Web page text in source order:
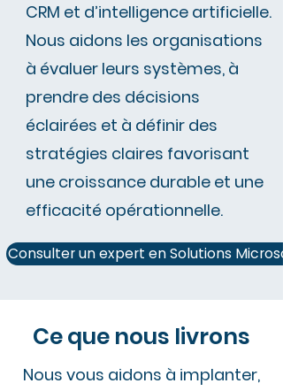
CRM et d’intelligence artificielle.
Nous aidons les organisations
à évaluer leurs systèmes, à
prendre des décisions
éclairées et à définir des
stratégies claires favorisant
une croissance durable et une
efficacité opérationnelle.
Consulter un expert en Solutions
Ce que nous livrons
Nous vous aidons à implanter,